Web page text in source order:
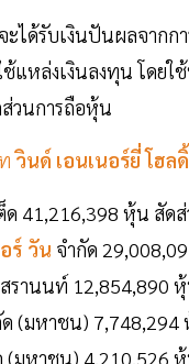
ะได้รับเงินปันผลจาก
แหล่งเงินลงทุน โด
วนการถือหุ้น
วินด์ เอนเนอร์ยี่ โฮล
ด 41,216,398 หุ้น สัด
ร์ วัน จำกัด
รานนท์ 12,854,890
ด (มหาชน) 7,748,294
(มหาชน) 4,210,526